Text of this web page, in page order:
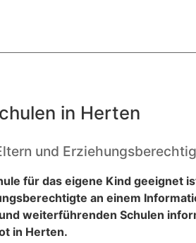
in Herten
und
für das eigene Kind geeignet
an einem
weiterführenden Schulen
in Herten.